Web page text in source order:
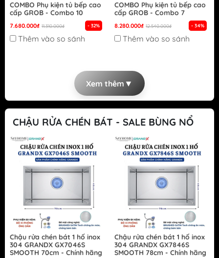
COMBO Phụ kiện tủ bếp cao
cấp GROB - Combo 10
7.680.000₫ 11.310.000₫ - 32%
Thêm vào so sánh
COMBO Phụ kiện tủ bếp cao
cấp GROB - Combo 7
8.280.000₫ 12.540.000₫ - 34%
Thêm vào so sánh
Xem thêm ▼
CHẬU RỬA CHÉN BÁT - SALE BÙNG NỔ
Chậu rửa chén bát 1 hố inox
304 GRANDX GX7046S
SMOOTH 70cm - Chính hãng
Chậu rửa chén bát 1 hố inox
304 GRANDX GX7846S
SMOOTH 78cm - Chính hãng